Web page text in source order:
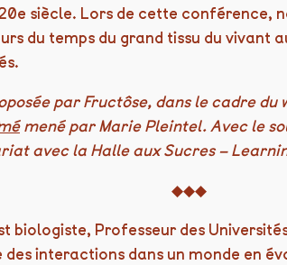
siècle. Lors de cette conférence,
du temps du grand tissu du vivant
par Fructôse, dans le cadre du
mené par Marie Pleintel. Avec le
avec la Halle aux Sucres –
◆◆◆
biologiste, Professeur des
interactions dans un monde en